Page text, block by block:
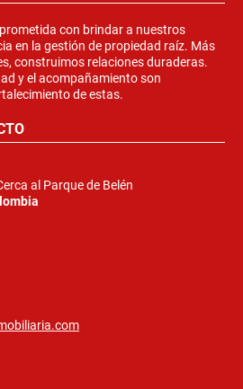
con brindar a nuestros
en la gestión de propiedad raíz. Más
construimos relaciones duraderas.
y el acompañamiento son
de estas.
al Parque de Belén